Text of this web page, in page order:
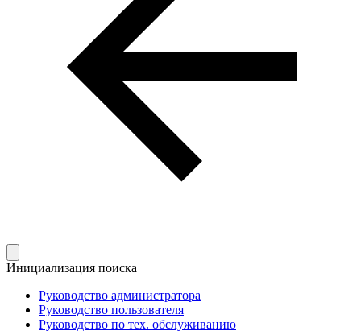
Инициализация поиска
Руководство администратора
Руководство пользователя
Руководство по тех. обслуживанию